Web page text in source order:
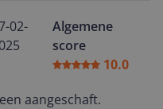
02-
Algemene
score
10.0
aangeschaft.